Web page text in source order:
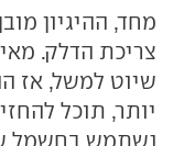
מחד, ההיגיון
צריכת הדלק.
שיוט למשל, אז
יותר, תוכל
נשתמש בחשמל